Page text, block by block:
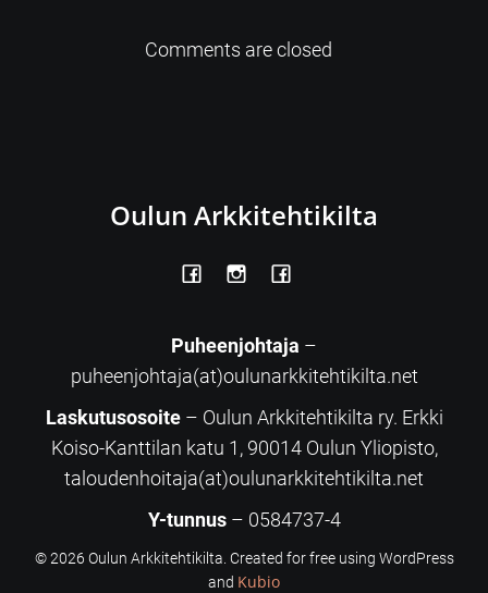
Comments are closed
Oulun Arkkitehtikilta
Puheenjohtaja –
puheenjohtaja(at)oulunarkkitehtikilta.net
Laskutusosoite– Oulun Arkkitehtikilta ry. Erkki
Koiso-Kanttilan katu 1, 90014 Oulun Yliopisto,
taloudenhoitaja(at)oulunarkkitehtikilta.net
Y-tunnus – 0584737-4
© 2026 Oulun Arkkitehtikilta. Created for free using WordPress
and Kubio